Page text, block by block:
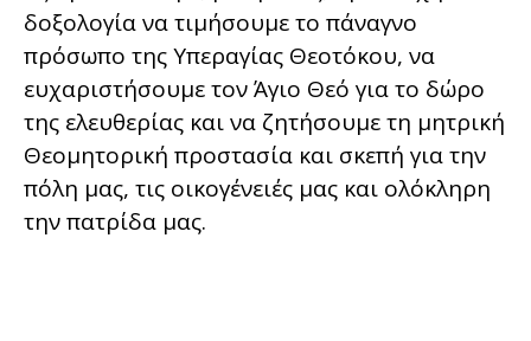
δοξολογία να τιμήσουμε το πάναγνο
πρόσωπο της Υπεραγίας Θεοτόκου, να
ευχαριστήσουμε τον Άγιο Θεό για το δώρο
της ελευθερίας και να ζητήσουμε τη μητρική
Θεομητορική προστασία και σκεπή για την
πόλη μας, τις οικογένειές μας και ολόκληρη
την πατρίδα μας.